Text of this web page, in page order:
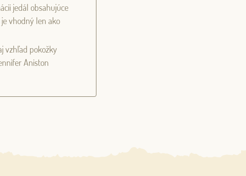
jedál obsahujúce
vhodný len ako
vzhľad pokožky
Aniston